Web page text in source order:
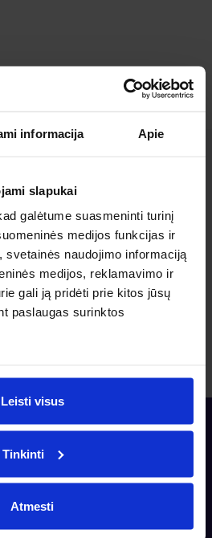
informacija Apie
slapukai
galėtume suasmeninti turinį
medijos funkcijas ir
svetainės naudojimo informaciją
medijos, reklamavimo ir
gali ją pridėti prie kitos jūsų
paslaugas surinktos
Leisti visus
Tinkinti
Atmesti
nedvejodami
su mumis
su mumis
supaprastinti sąskaitų faktūrų
rankinį darbą ir